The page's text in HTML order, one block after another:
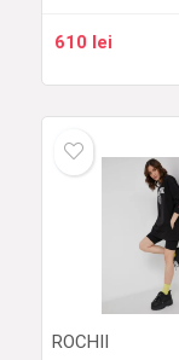
610 lei
ROCHII